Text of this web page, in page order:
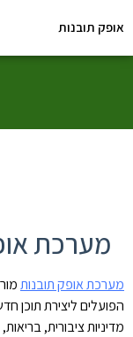
אופק תובנות
מערכת
מערכת אופק תובנות
הפועלים ליצירת תוכן
מדיניות ציבורית,